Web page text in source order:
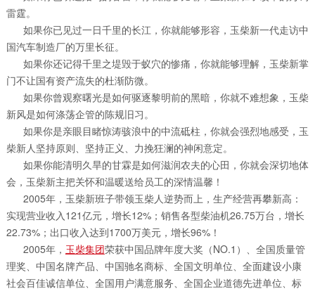
雷霆。
如果你已见过一日千里的长江，你就能够形容，玉柴新一代走访中
国汽车制造厂的万里长征。
如果你还记得千里之堤毁于蚁穴的惨痛，你就能够理解，玉柴新掌
门不让国有资产流失的杜渐防微。
如果你曾观察曙光是如何驱逐黎明前的黑暗，你就不难想象，玉柴
新风是如何涤荡企管的陈规旧习。
如果你是亲眼目睹惊涛骇浪中的中流砥柱，你就会强烈地感受，玉
柴新人坚持原则、坚持正义、力挽狂澜的神闲意定。
如果你能清明久旱的甘霖是如何滋润农夫的心田，你就会深切地体
会，玉柴新主把关怀和温暖送给员工的深情温馨！
2005年，玉柴新班子带领玉柴人逆势而上，生产经营再攀新高：
实现营业收入121亿元，增长12%；销售各型柴油机26.75万台，增长
22.73%；出口收入达到1700万美元，增长96%！
2005年， 玉柴集团荣获中国品牌年度大奖（NO.1）、全国质量管
理奖、中国名牌产品、中国驰名商标、全国文明单位、全面建设小康
社会百佳诚信单位、全国用户满意服务、全国企业道德先进单位、标